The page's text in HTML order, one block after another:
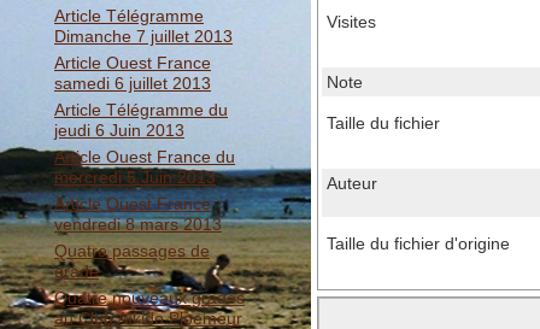
Article Télégramme
Dimanche 7 juillet 2013
Article Ouest France
samedi 6 juillet 2013
Article Télégramme du
jeudi 6 Juin 2013
Article Ouest France du
mercredi 5 Juin 2013
Article Ouest France
vendredi 8 mars 2013
Quatre passages de
grade
Quatre nouveaux gradés
au Club Aïkido Ploemeur
Visites
Note
Taille du fichier
Auteur
Taille du fichier d'origine